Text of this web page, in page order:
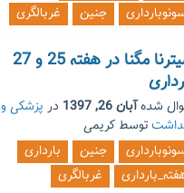
جنین غربالگری
سیترنا مگنا در هفته 25 و 27
شدهآبان 26, 1397 در پزشکی و
توسط کریمی
جنین
بارداری
غربالگری